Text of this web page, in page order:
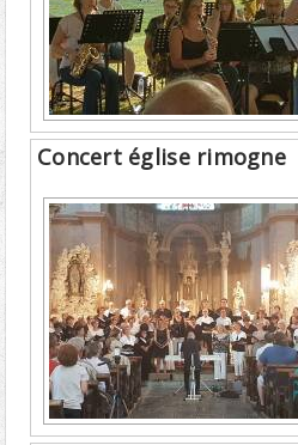
Concert église rimogne